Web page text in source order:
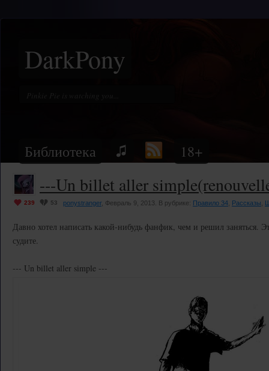
DarkPony
Библиотека 18+
---Un billet aller
239 53 ponystranger, Февраль 9, 2013. В рубрике: Правило 34 Рассказы
Давно хотел написать какой-нибудь фанфик, чем и решил заняться.
судите.
--- Un billet aller simple ---